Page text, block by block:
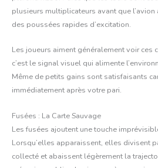
plusieurs multiplicateurs avant que
des poussées rapides d’excitation.
Les joueurs aiment généralement voir ces
c’est le signal visuel qui alimente
Même de petits gains sont satisfaisants
immédiatement après votre pari.
Fusées : La Carte Sauvage
Les fusées ajoutent une touche
Lorsqu’elles apparaissent, elles divisent
collecté et abaissent légèrement la